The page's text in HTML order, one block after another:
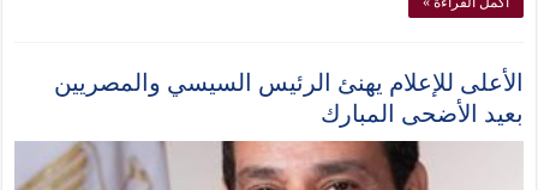
الأعلى للإعلام يهنئ الرئيس السيسي والمصريين
بعيد الأضحى المبارك